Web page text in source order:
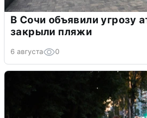
В Сочи объявили угрозу
закрыли пляжи
6 августа 0